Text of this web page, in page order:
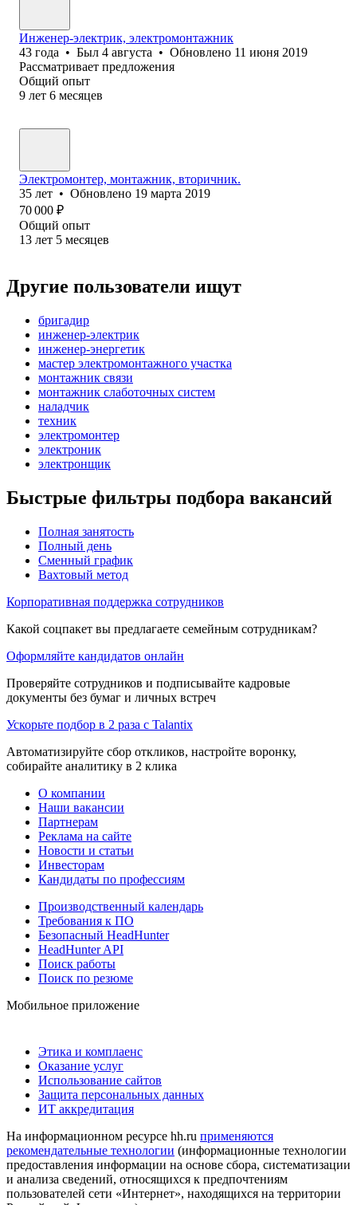
Инженер-электрик, электромонтажник
43 года • Был 4 августа • Обновлено 11 июня 2019
Рассматривает предложения
Общий опыт
9 лет 6 месяцев
Электромонтер, монтажник, вторичник.
35 лет • Обновлено 19 марта 2019
70 000 ₽
Общий опыт
13 лет 5 месяцев
Другие пользователи ищут
бригадир
инженер-электрик
инженер-энергетик
мастер электромонтажного участка
монтажник связи
монтажник слаботочных систем
наладчик
техник
электромонтер
электроник
электронщик
Быстрые фильтры подбора вакансий
Полная занятость
Полный день
Сменный график
Вахтовый метод
Корпоративная поддержка сотрудников
Какой соцпакет вы предлагаете семейным сотрудникам?
Оформляйте кандидатов онлайн
Проверяйте сотрудников и подписывайте кадровые
документы без бумаг и личных встреч
Ускорьте подбор в 2 раза с Talantix
Автоматизируйте сбор откликов, настройте воронку,
собирайте аналитику в 2 клика
О компании
Наши вакансии
Партнерам
Реклама на сайте
Новости и статьи
Инвесторам
Кандидаты по профессиям
Производственный календарь
Требования к ПО
Безопасный HeadHunter
HeadHunter API
Поиск работы
Поиск по резюме
Мобильное приложение
Этика и комплаенс
Оказание услуг
Использование сайтов
Защита персональных данных
ИТ аккредитация
На информационном ресурсе hh.ru применяются
рекомендательные технологии (информационные технологии
предоставления информации на основе сбора, систематизации
и анализа сведений, относящихся к предпочтениям
пользователей сети «Интернет», находящихся на территории